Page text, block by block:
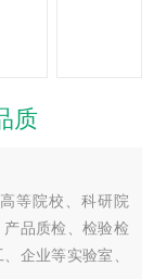
质
等院校、科研院
品质检、检验检
企业等实验室、